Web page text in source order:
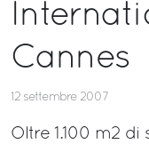
Cannes
12 settembre 2007
Oltre 1.100 m2